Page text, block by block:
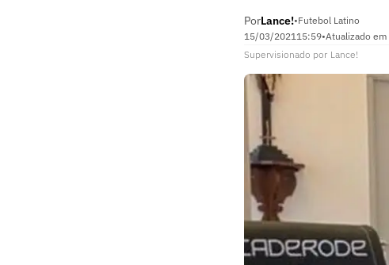
PorLance!•Futebol Latino
15/03/202115:59•Atualizado em
Supervisionado por Lance!